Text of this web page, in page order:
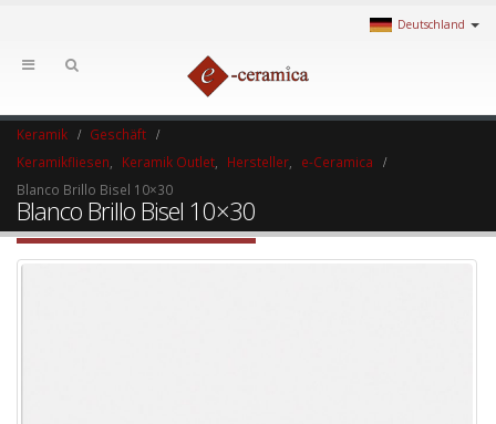
Deutschland
Keramik
Geschäft
Keramikfliesen
Keramik Outlet Hersteller
e-Ceramica
Blanco Brillo Bisel 10×30
Blanco Brillo Bisel 10×30